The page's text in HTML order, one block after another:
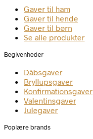
Gaver til ham
Gaver til hende
Gaver til børn
Se alle produkter
Begivenheder
Dåbsgaver
Bryllupsgaver
Konfirmationsgaver
Valentinsgaver
Julegaver
Poplære brands